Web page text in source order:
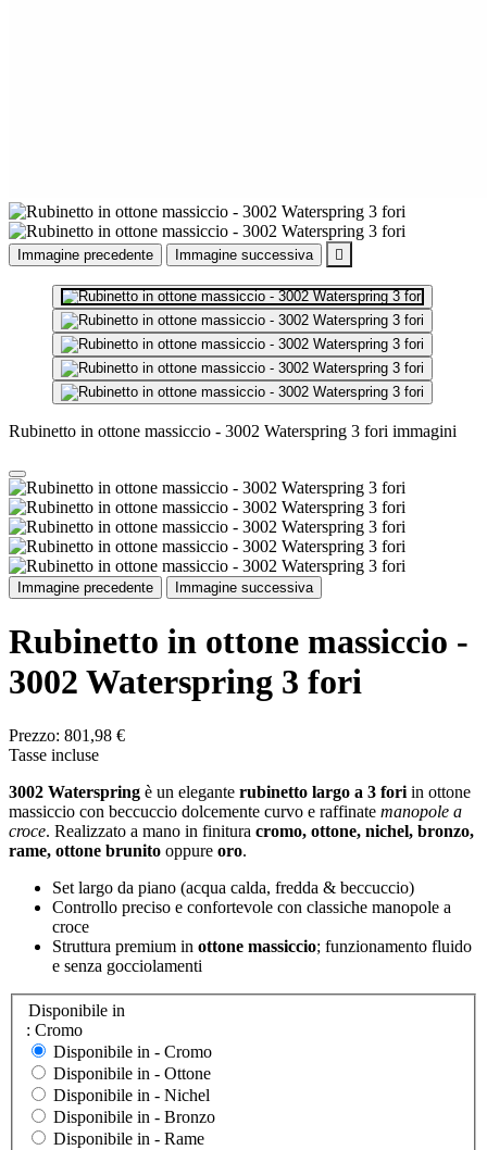
Immagine precedente Immagine successiva 
Rubinetto in ottone massiccio - 3002 Waterspring 3 fori immagini
Immagine precedente Immagine successiva
Rubinetto in ottone massiccio -
3002 Waterspring 3 fori
Prezzo: 801,98 €
Tasse incluse
3002 Waterspring è un elegante rubinetto largo a 3 fori in ottone
massiccio con beccuccio dolcemente curvo e raffinate manopole a
croce. Realizzato a mano in finitura cromo, ottone, nichel, bronzo,
rame, ottone brunito oppure oro.
Set largo da piano (acqua calda, fredda & beccuccio)
Controllo preciso e confortevole con classiche manopole a
croce
Struttura premium in ottone massiccio; funzionamento fluido
e senza gocciolamenti
Disponibile in
: Cromo
Disponibile in - Cromo
Disponibile in - Ottone
Disponibile in - Nichel
Disponibile in - Bronzo
Disponibile in - Rame